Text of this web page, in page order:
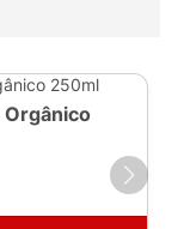
Orgânico